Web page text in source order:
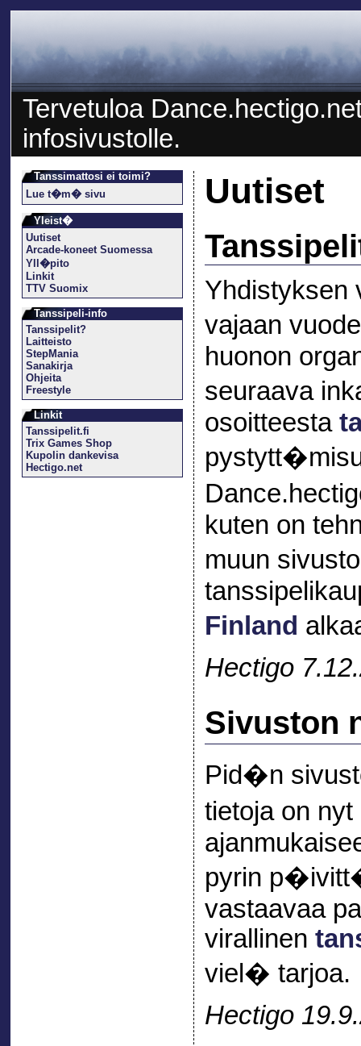
Tervetuloa
infosivustolle.
Tanssimattosi ei toimi?
Lue t�m� sivu
Yleist�
Uutiset
Arcade-koneet Suomessa
Yll�pito
Linkit
TTV Suomix
Tanssipeli-info
Tanssipelit?
Laitteisto
StepMania
Sanakirja
Ohjeita
Freestyle
Linkit
Tanssipelit.fi
Trix Games Shop
Kupolin dankevisa
Hectigo.net
Uutiset
Yhdistyksen
vajaan
huonon
seuraava
osoitteesta
kuten on
muun
Finland
Hectigo
Sivuston
Pid�n
tietoja on
pyrin
vastaavaa
virallinen
viel� tarjoa.
Hectigo